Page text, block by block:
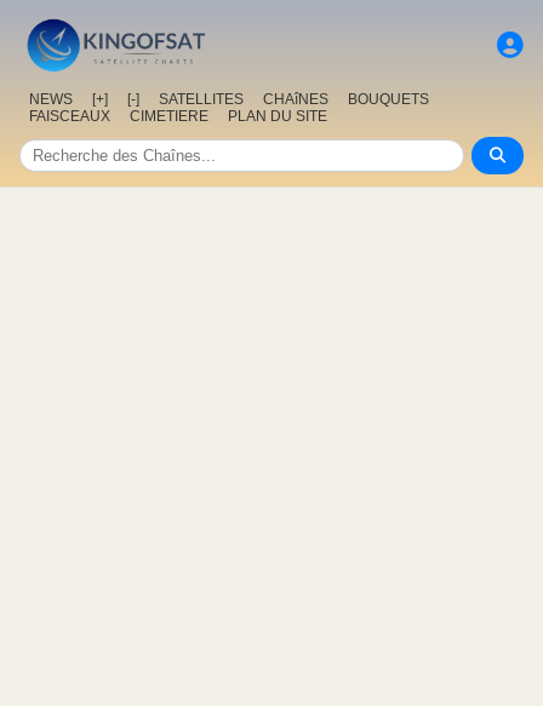
NEWS [+] [-] SATELLITES CHAîNES
BOUQUETS
FAISCEAUX
CIMETIERE PLAN DU SITE